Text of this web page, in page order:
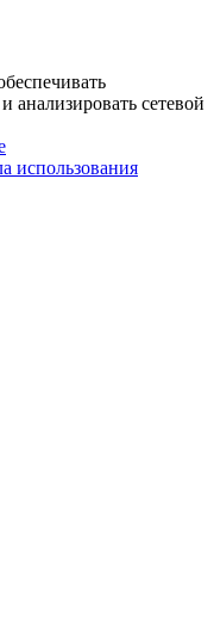
анализировать сетевой
использования